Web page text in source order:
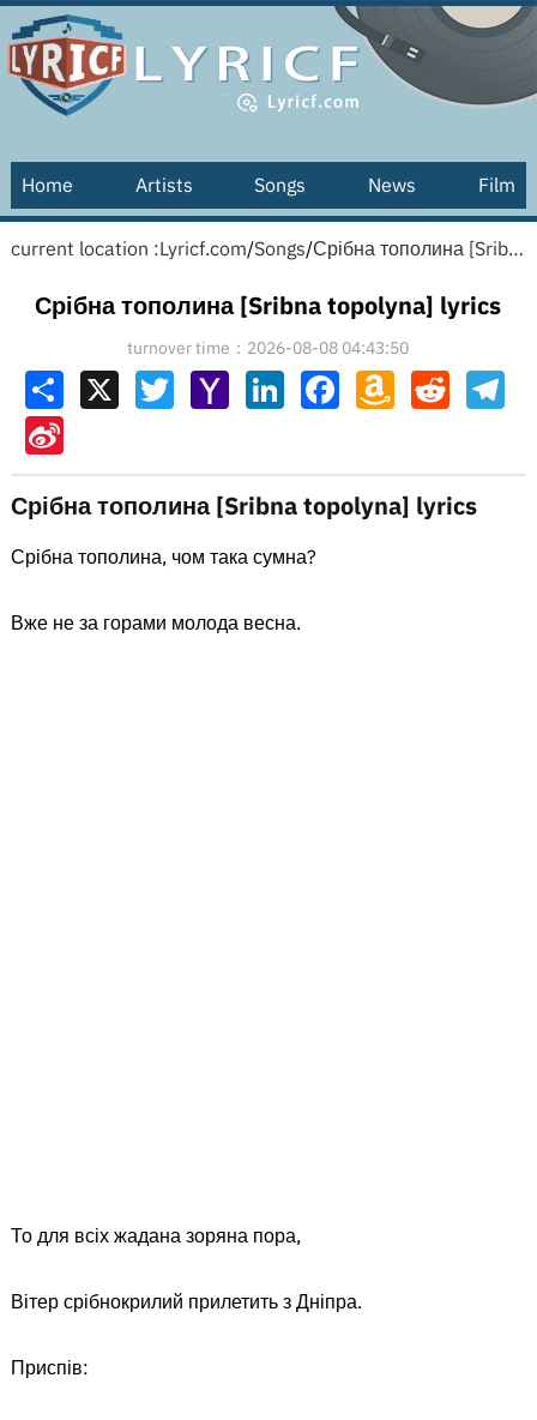
Home Artists Songs News Film
current location :Lyricf.com/Songs/ Срібна тополина [Sribna topolyna] lyrics
Срібна тополина [Sribna topolyna] lyrics
turnover time：2026-08-08 04:43:50
Share X TwitterYahoo
Mail
LinkedInFacebookAmazon
Wish
Reddit
Sina
Weibo
Срібна тополина [Sribna topolyna] lyrics
Срібна тополина, чом така сумна?
Вже не за горами молода весна.
То для всіх жадана зоряна пора,
Вітер срібнокрилий прилетить з Дніпра.
Приспів: